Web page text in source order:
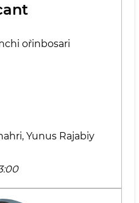
o`rinbosari
Yunus Rаjаbiy